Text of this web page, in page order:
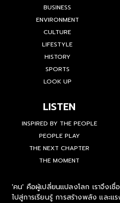
BUSINESS
ENVIRONMENT
CULTURE
LIFESTYLE
HISTORY
SPORTS
LOOK UP
LISTEN
INSPIRED BY THE PEOPLE
PEOPLE PLAY
THE NEXT CHAPTER
THE MOMENT
'คน' คือผู้เปลี่ยนแปลงโลก เราจึงเชื่
ไปสู่การเรียนรู้ การสร้างพลัง และแ